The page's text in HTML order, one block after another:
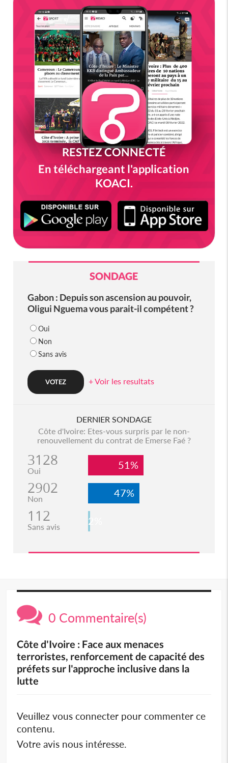
RESTEZ CONNECTÉ
En téléchargeant l'application
KOACI.
SONDAGE
Gabon : Depuis son ascension au pouvoir,
Oligui Nguema vous parait-il compétent ?
Oui
Non
Sans avis
+ Voir les resultats
DERNIER SONDAGE
Côte d'Ivoire: Etes-vous surpris par le non-
renouvellement du contrat de Emerse Faé ?
3128
Oui 51%
2902
Non 47%
112
Sans avis 2%
0 Commentaire(s)
Côte d'Ivoire : Face aux menaces
terroristes, renforcement de capacité des
préfets sur l'approche inclusive dans la
lutte
Veuillez vous connecter pour commenter ce
contenu.
Votre avis nous intéresse.